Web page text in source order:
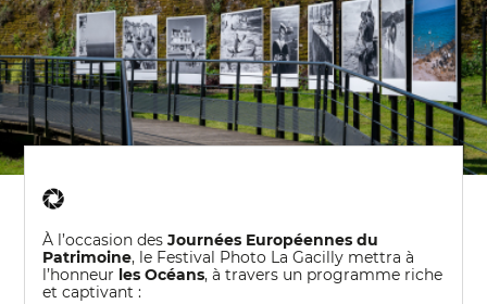
À l’occasion desJournées Européennes du
Patrimoine, le Festival Photo La Gacilly mettra à
l’honneur les Océans, à travers un programme riche
et captivant :